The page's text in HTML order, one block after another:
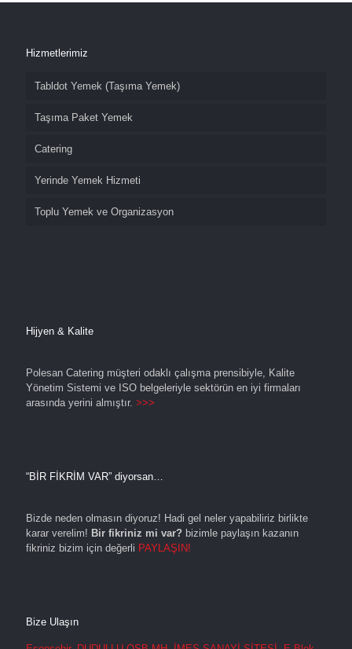
Hizmetlerimiz
Tabldot Yemek (Taşıma Yemek)
Taşıma Paket Yemek
Catering
Yerinde Yemek Hizmeti
Toplu Yemek ve Organizasyon
Hijyen & Kalite
Polesan Catering müşteri odaklı çalışma prensibiyle, Kalite
Yönetim Sistemi ve ISO belgeleriyle sektörün en iyi firmaları
arasında yerini almıştır. >>>
“BİR FİKRİM VAR” diyorsan…
Bizde neden olmasın diyoruz! Hadi gel neler yapabiliriz birlikte
karar verelim! Bir fikriniz mi var? bizimle paylaşın kazanın
fikriniz bizim için değerli PAYLAŞIN!
Bize Ulaşın